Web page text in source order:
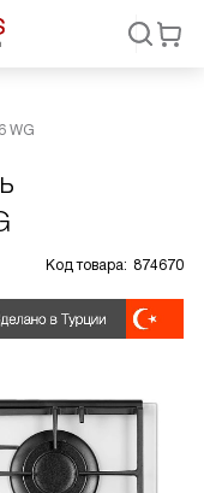
WG
Код товара: 874670